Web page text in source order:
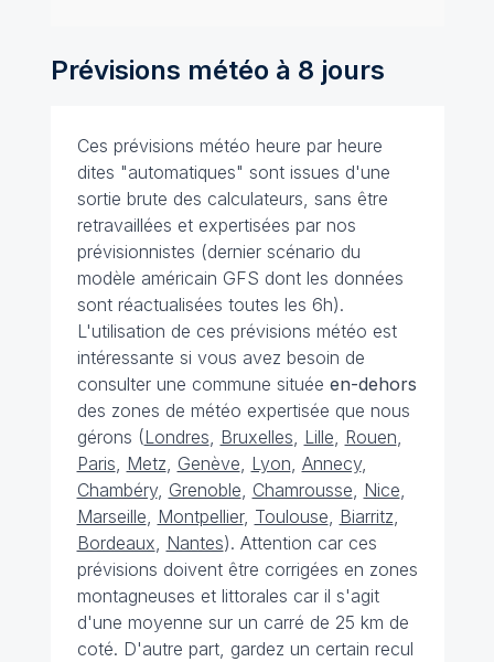
Prévisions météo à 8 jours
Ces prévisions météo heure par heure
dites "automatiques" sont issues d'une
sortie brute des calculateurs, sans être
retravaillées et expertisées par nos
prévisionnistes (dernier scénario du
modèle américain GFS dont les données
sont réactualisées toutes les 6h).
L'utilisation de ces prévisions météo est
intéressante si vous avez besoin de
consulter une commune située en-dehors
des zones de météo expertisée que nous
gérons (Londres, Bruxelles, Lille, Rouen,
Paris, Metz, Genève, Lyon, Annecy,
Chambéry, Grenoble, Chamrousse, Nice,
Marseille, Montpellier, Toulouse, Biarritz,
Bordeaux, Nantes). Attention car ces
prévisions doivent être corrigées en zones
montagneuses et littorales car il s'agit
d'une moyenne sur un carré de 25 km de
coté. D'autre part, gardez un certain recul